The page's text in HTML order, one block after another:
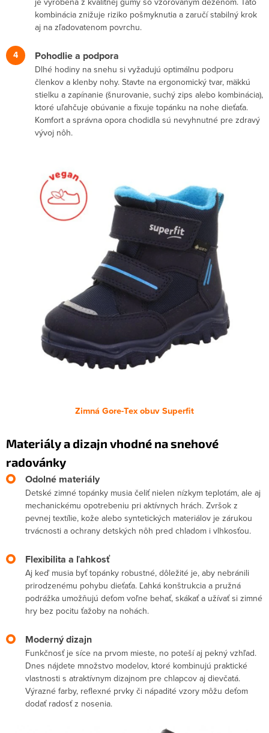
kombinácia znižuje riziko pošmyknutia a zaručí stabilný krok
aj na zľadovatenom povrchu.
Pohodlie a podpora
Dlhé hodiny na snehu si vyžadujú optimálnu podporu
členkov a klenby nohy. Stavte na ergonomický tvar, mäkkú
stielku a zapínanie (šnurovanie, suchý zips alebo kombinácia),
ktoré uľahčuje obúvanie a fixuje topánku na nohe dieťaťa.
Komfort a správna opora chodidla sú nevyhnutné pre zdravý
vývoj nôh.
Zimná Gore-Tex obuv Superfit
Materiály a dizajn vhodné na snehové
radovánky
Odolné materiály
Detské zimné topánky musia čeliť nielen nízkym teplotám, ale aj
mechanickému opotrebeniu pri aktívnych hrách. Zvršok z
pevnej textílie, kože alebo syntetických materiálov je zárukou
trvácnosti a ochrany detských nôh pred chladom i vlhkosťou.
Flexibilita a ľahkosť
Aj keď musia byť topánky robustné, dôležité je, aby nebránili
prirodzenému pohybu dieťaťa. Ľahká konštrukcia a pružná
podrážka umožňujú deťom voľne behať, skákať a užívať si zimné
hry bez pocitu ťažoby na nohách.
Moderný dizajn
Funkčnosť je síce na prvom mieste, no poteší aj pekný vzhľad.
Dnes nájdete množstvo modelov, ktoré kombinujú praktické
vlastnosti s atraktívnym dizajnom pre chlapcov aj dievčatá.
Výrazné farby, reflexné prvky či nápadité vzory môžu deťom
dodať radosť z nosenia.